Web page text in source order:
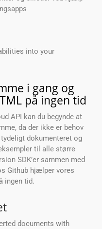
into your
i gang og
på ingen tid
API kan du begynde at
da der ikke er behov
dokumenteret og
til alle større
SDK’er sammen med
Github hjælper vores
ingen tid.
documents with